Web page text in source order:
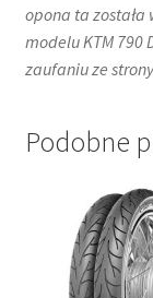
opona ta
modelu KTM 790
zaufaniu ze
Podobne